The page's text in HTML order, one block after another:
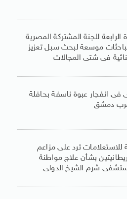
الرابعة للجنة المشتركة المصرية
موسعة لبحث سبل تعزيز
فى شتى المجالات
فى انفجار عبوة ناسفة بحافلة
دمشق
للاستعلامات ترد على مزاعم
بشأن علاج مواطنة
شرم الشيخ الدولى